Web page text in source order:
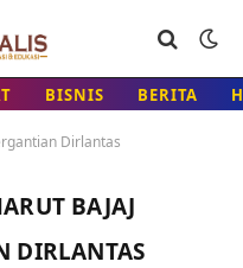
BISNIS BERITA
Dirlantas
BAJAJ
DIRLANTAS